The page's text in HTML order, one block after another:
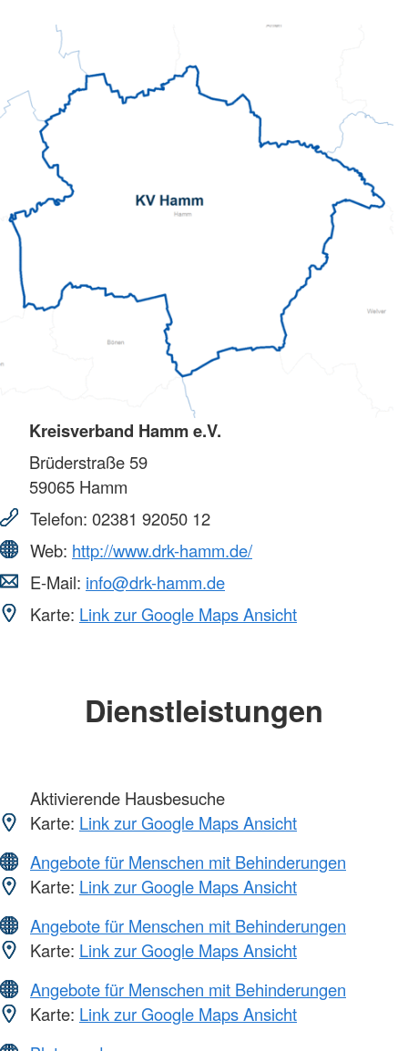
Kreisverband Hamm e.V.
Brüderstraße 59
59065 Hamm
Telefon: 02381 92050 12
Web: http://www.drk-hamm.de/
E-Mail: info@drk-hamm.de
Karte: Link zur Google Maps Ansicht
Dienstleistungen
Aktivierende Hausbesuche
Karte: Link zur Google Maps Ansicht
Angebote für Menschen mit Behinderungen
Karte: Link zur Google Maps Ansicht
Angebote für Menschen mit Behinderungen
Karte: Link zur Google Maps Ansicht
Angebote für Menschen mit Behinderungen
Karte: Link zur Google Maps Ansicht